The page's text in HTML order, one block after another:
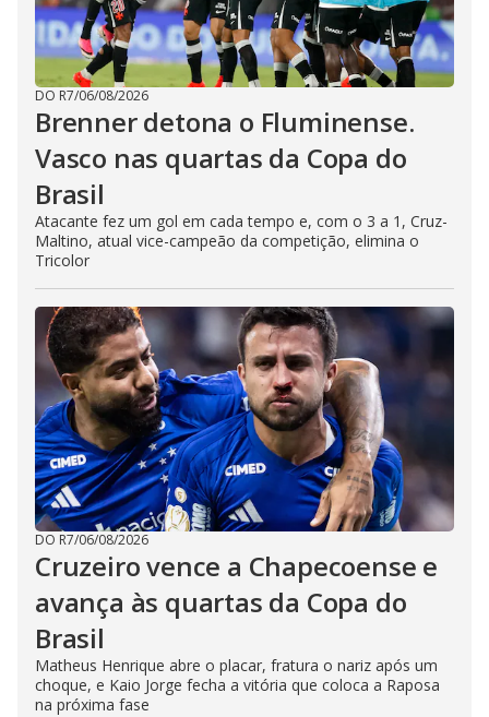
DO R7/06/08/2026
Brenner detona o Fluminense.
Vasco nas quartas da Copa do
Brasil
Atacante fez um gol em cada tempo e, com o 3 a 1, Cruz-
Maltino, atual vice-campeão da competição, elimina o
Tricolor
DO R7/06/08/2026
Cruzeiro vence a Chapecoense e
avança às quartas da Copa do
Brasil
Matheus Henrique abre o placar, fratura o nariz após um
choque, e Kaio Jorge fecha a vitória que coloca a Raposa
na próxima fase